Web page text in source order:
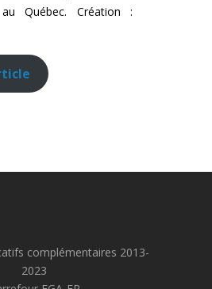
Québec. Création :
complémentaires 2013-
2023